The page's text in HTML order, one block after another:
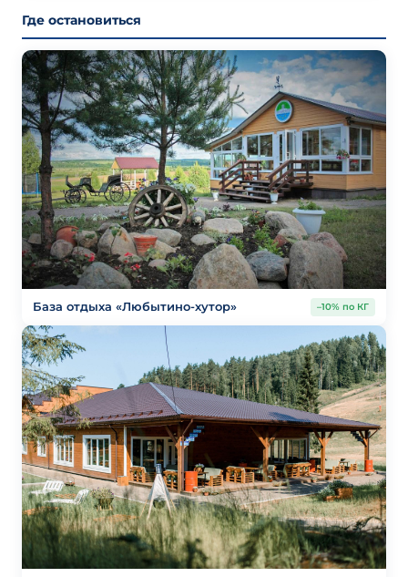
Где остановиться
База отдыха «Любытино-хутор» –10% по КГ